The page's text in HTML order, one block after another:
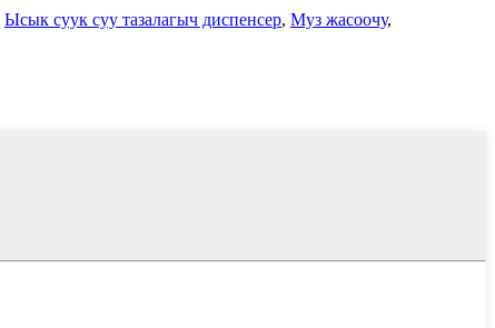
Ысык суук суу тазалагыч диспенсер, Муз жасоочу,